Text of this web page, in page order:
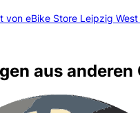
von eBike Store Leipzig
aus anderen